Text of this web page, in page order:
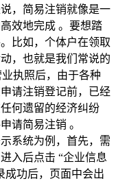
，简易注销就像是一
效地完成 。要想踏
比如，个体户在领取
，也就是我们常说的
执照后，由于各种
请注销登记前，已经
何遗留的经济纠纷
请简易注销 。
系统为例，首先，需
入后点击 “企业信息
成功后，页面中会出